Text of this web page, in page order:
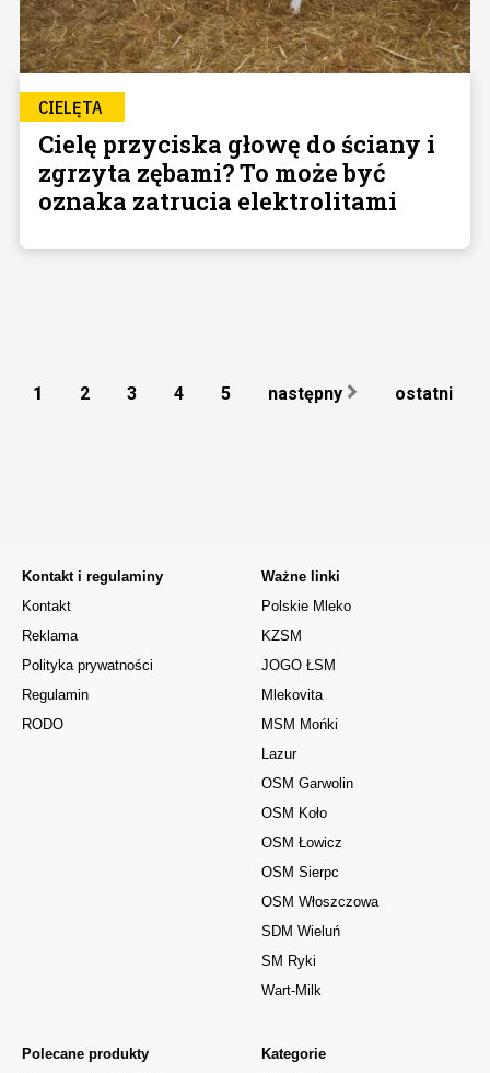
CIELĘTA
Cielę przyciska głowę do ściany i
zgrzyta zębami? To może być
oznaka zatrucia elektrolitami
1 2 3 4 5 następny ostatni
Kontakt i regulaminy
Kontakt
Reklama
Polityka prywatności
Regulamin
RODO
Kategorie
Polecane produkty
Ważne linki
Polskie Mleko
KZSM
JOGO ŁSM
Mlekovita
MSM Mońki
Lazur
OSM Garwolin
OSM Koło
OSM Łowicz
OSM Sierpc
OSM Włoszczowa
SDM Wieluń
SM Ryki
Wart-Milk